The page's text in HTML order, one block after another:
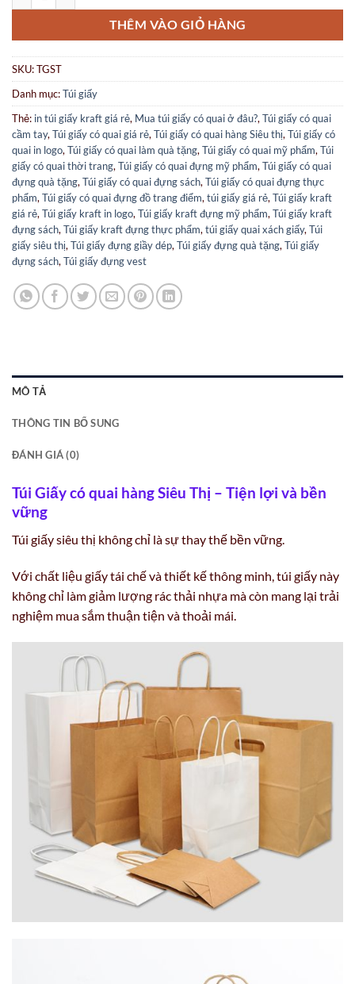
THÊM VÀO GIỎ HÀNG
SKU:TGST
Danh mục:Túi giấy
Thẻ: in túi giấy kraft giá rẻ, Mua túi giấy có quai ở đâu?,Túi giấy có quai
cầm tay,Túi giấy có quai giá rẻ,Túi giấy có quai hàng Siêu thị,Túi giấy có
quai in logo,Túi giấy có quai làm quà tặng,Túi giấy có quai mỹ phẩm,Túi
giấy có quai thời trang,Túi giấy có quai đựng mỹ phẩm,Túi giấy có quai
đựng quà tặng,Túi giấy có quai đựng sách,Túi giấy có quai đựng thực
phẩm,Túi giấy có quai đựng đồ trang điểm,túi giấy giá rẻ,Túi giấy kraft
giá rẻ,Túi giấy kraft in logo,Túi giấy kraft đựng mỹ phẩm,Túi giấy kraft
đựng sách,Túi giấy kraft đựng thực phẩm,túi giấy quai xách giấy,Túi
giấy siêu thị,Túi giấy đựng giầy dép,Túi giấy đựng quà tặng,Túi giấy
đựng sách,Túi giấy đựng vest
MÔ TẢ
THÔNG TIN BỔ SUNG
ĐÁNH GIÁ (0)
Túi Giấy có quai hàng Siêu Thị – Tiện lợi và bền
vững
Túi giấy siêu thị không chỉ là sự thay thế bền vững.
Với chất liệu giấy tái chế và thiết kế thông minh, túi giấy này
không chỉ làm giảm lượng rác thải nhựa mà còn mang lại trải
nghiệm mua sắm thuận tiện và thoải mái.